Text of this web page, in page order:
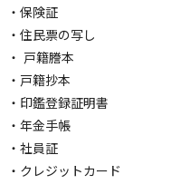
・保険証
・住民票の写し
・ 戸籍謄本
・戸籍抄本
・印鑑登録証明書
・年金手帳
・社員証
・クレジットカード